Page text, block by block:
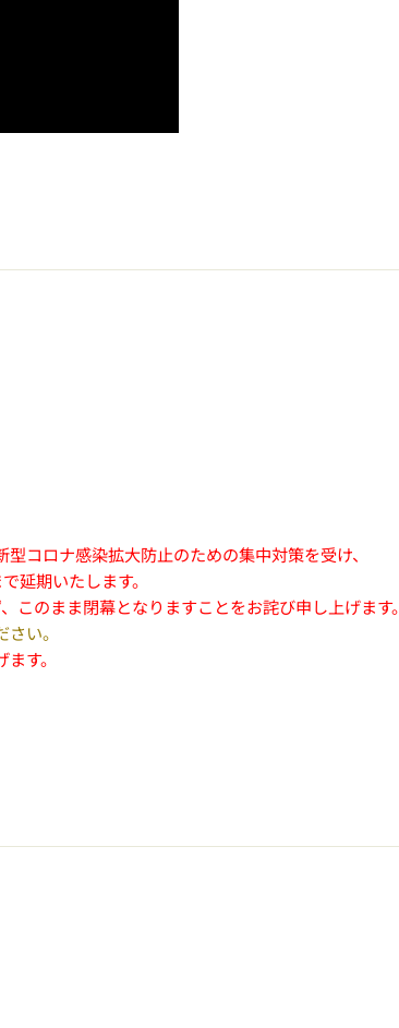
コロナ感染拡大防止のための集中対策を受け、
延期いたします。
のまま閉幕となりますことをお詫び申し上げます。
い。
す。